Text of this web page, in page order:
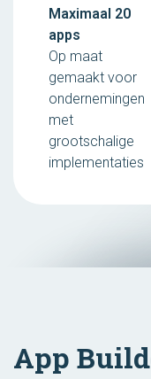
Maximaal 20
apps
Op maat
gemaakt voor
ondernemingen
met
grootschalige
implementaties
App